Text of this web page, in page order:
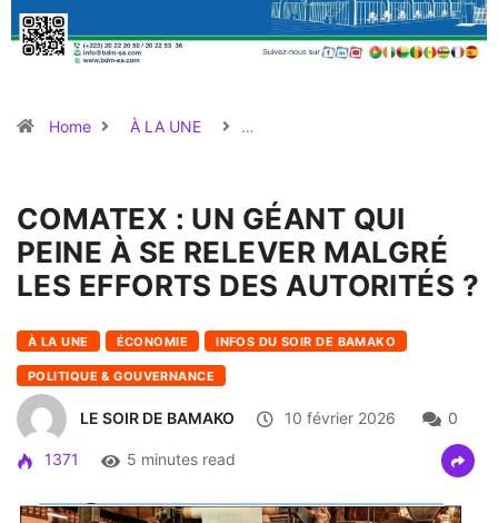
Home À LA UNE …
COMATEX : UN GÉANT QUI
PEINE À SE RELEVER MALGRÉ
LES EFFORTS DES AUTORITÉS ?
À LA UNE ÉCONOMIE INFOS DU SOIR DE BAMAKO
POLITIQUE & GOUVERNANCE
LE SOIR DE BAMAKO 10 février 2026 0
1371 5 minutes read